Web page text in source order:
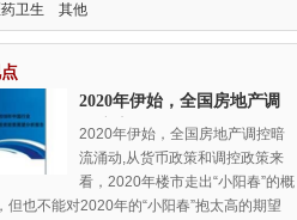
药卫生 其他
2020年伊始，全国房地产调
控暗流涌动
2020年伊始，全国房地产调控暗
流涌动,从货币政策和调控政策来
看，2020年楼市走出“小阳春”的概
但也不能对2020年的“小阳春”抱太高的期望